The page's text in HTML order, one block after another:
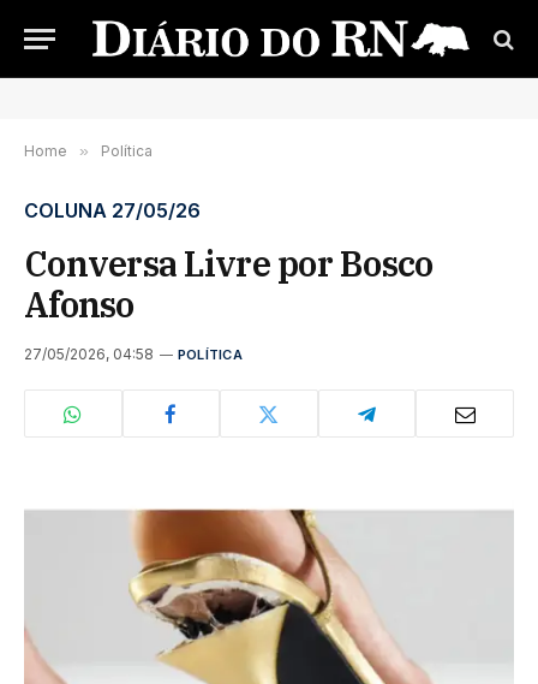
Home » Política
COLUNA 27/05/26
Conversa Livre por Bosco
Afonso
27/05/2026, 04:58 POLÍTICA